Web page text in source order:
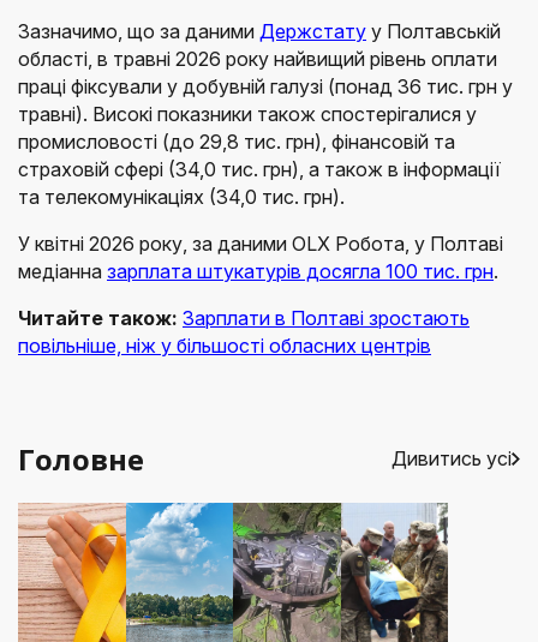
Зазначимо, що за даними Держстату у Полтавській
області, в травні 2026 року найвищий рівень оплати
праці фіксували у добувній галузі (понад 36 тис. грн у
травні). Високі показники також спостерігалися у
промисловості (до 29,8 тис. грн), фінансовій та
страховій сфері (34,0 тис. грн), а також в інформації
та телекомунікаціях (34,0 тис. грн).
У квітні 2026 року, за даними OLX Робота, у Полтаві
медіанна зарплата штукатурів досягла 100 тис. грн.
Читайте також: Зарплати в Полтаві зростають
повільніше, ніж у більшості обласних центрів
Головне Дивитись усі